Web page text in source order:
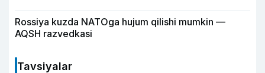
Rossiya kuzda NATOga hujum qilishi mumkin —
AQSH razvedkasi
Tavsiyalar